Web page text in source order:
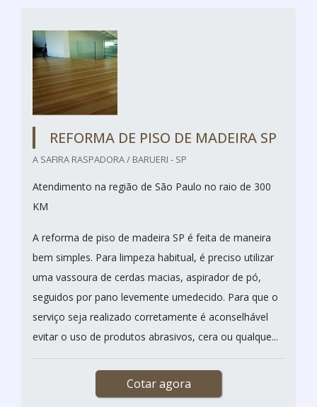
REFORMA DE PISO DE MADEIRA SP
A SAFIRA RASPADORA / BARUERI - SP
Atendimento na região de São Paulo no raio de 300
KM
A reforma de piso de madeira SP é feita de maneira
bem simples. Para limpeza habitual, é preciso utilizar
uma vassoura de cerdas macias, aspirador de pó,
seguidos por pano levemente umedecido. Para que o
serviço seja realizado corretamente é aconselhável
evitar o uso de produtos abrasivos, cera ou qualque...
Cotar agora